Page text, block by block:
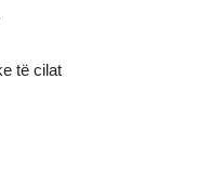
të cilat